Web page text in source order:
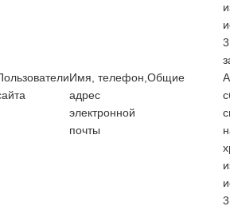
Имя, телефон,
адрес
электронной
почты
Общие